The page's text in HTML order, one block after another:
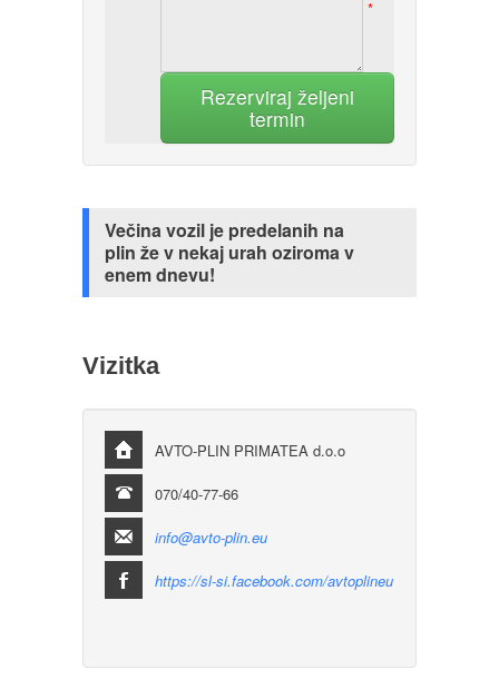
*
Rezerviraj željeni
termin
Večina vozil je predelanih na
plin že v nekaj urah oziroma v
enem dnevu!
Vizitka
AVTO-PLIN PRIMATEA d.o.o
070/40-77-66
info@avto-plin.eu
https://sl-si.facebook.com/avtoplineu